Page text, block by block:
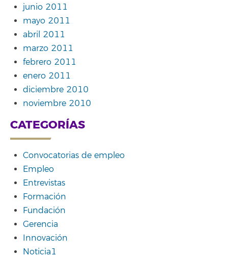
junio 2011
mayo 2011
abril 2011
marzo 2011
febrero 2011
enero 2011
diciembre 2010
noviembre 2010
CATEGORÍAS
Convocatorias de empleo
Empleo
Entrevistas
Formación
Fundación
Gerencia
Innovación
Noticia1